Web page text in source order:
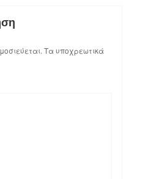
Τα υποχρεωτικά